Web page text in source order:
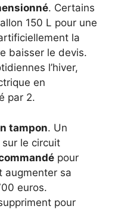
. Certains
150 L pour une
la
baisser le devis.
l’hiver,
en
par 2.
tampon. Un
le circuit
pour
augmenter sa
euros.
pour